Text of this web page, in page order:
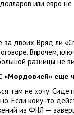
или евро не
двоих. Вряд ли
Впрочем,
разницы не
«Мордовией» еще
там не хочу.
Если кому-то
из ФНЛ —